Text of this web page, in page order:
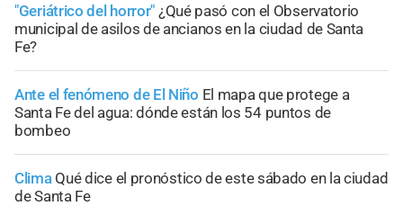
"Geriátrico del horror" ¿Qué pasó con el Observatorio
municipal de asilos de ancianos en la ciudad de Santa
Fe?
Ante el fenómeno de El Niño El mapa que protege a
Santa Fe del agua: dónde están los 54 puntos de
bombeo
Clima Qué dice el pronóstico de este sábado en la ciudad
de Santa Fe